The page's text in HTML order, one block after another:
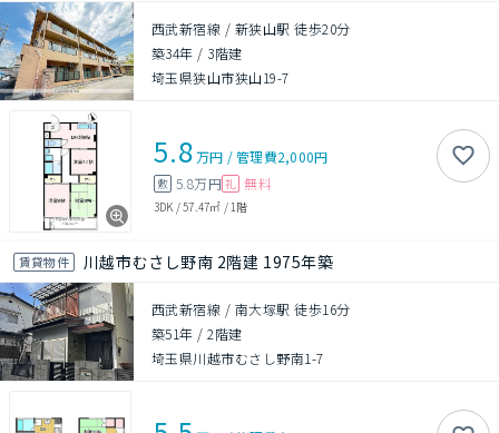
西武新宿線 / 新狭山駅 徒歩20分
築34年 / 3階建
埼玉県狭山市狭山19-7
5.8万円 /管理費2,000円
敷 5.8万円 礼 無料
3DK /57.47㎡ / 1階
賃貸物件 川越市むさし野南 2階建 1975年築
西武新宿線 / 南大塚駅 徒歩16分
築51年 /2階建
埼玉県川越市むさし野南1-7